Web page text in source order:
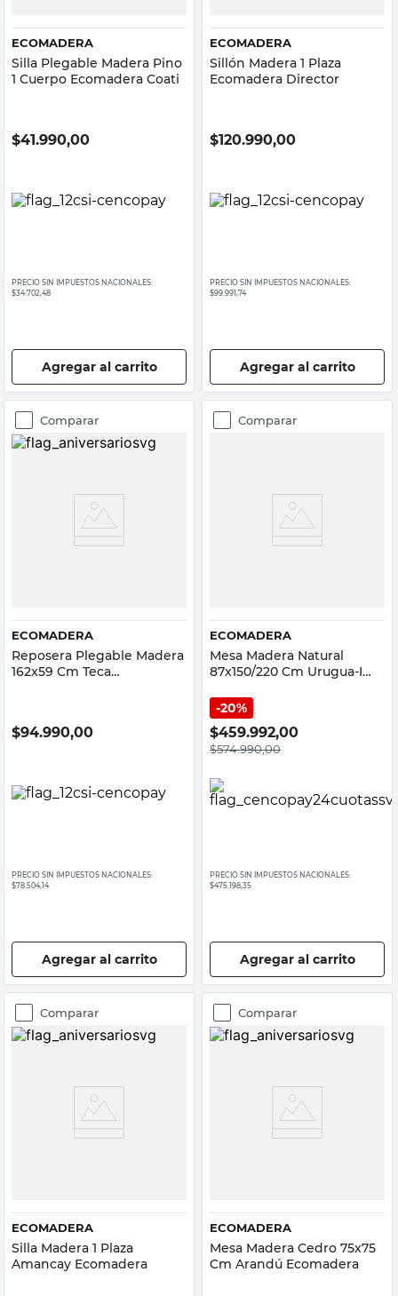
ECOMADERA
Silla Plegable Madera Pino
1 Cuerpo Ecomadera Coati
$41.990,00
PRECIO SIN IMPUESTOS NACIONALES:
$34.702,48
Agregar al carrito
ECOMADERA
Sillón Madera 1 Plaza
Ecomadera Director
$120.990,00
PRECIO SIN IMPUESTOS NACIONALES:
$99.991,74
Agregar al carrito
Comparar
ECOMADERA
Reposera Plegable Madera
162x59 Cm Teca
$94.990,00
PRECIO SIN IMPUESTOS NACIONALES:
$78.504,14
Agregar al carrito
Comparar
ECOMADERA
Mesa Madera Natural
87x150/220 Cm Urugua-I
20%
$459.992,00
$574.990,00
PRECIO SIN IMPUESTOS NACIONALES:
$475.198,35
Agregar al carrito
Comparar
ECOMADERA
Silla Madera 1 Plaza
Amancay Ecomadera
Comparar
ECOMADERA
Mesa Madera Cedro 75x75
Cm Arandú Ecomadera